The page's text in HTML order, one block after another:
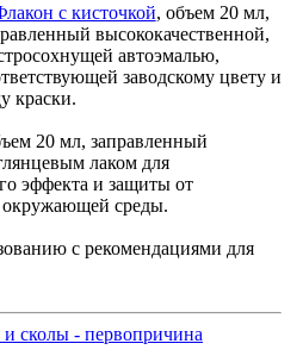
с кисточкой, объем 20 мл,
высококачественной,
автоэмалью,
заводскому цвету и
краски.
20 мл, заправленный
лаком для
эффекта и защиты от
окружающей среды.
с рекомендациями для
сколы - первопричина